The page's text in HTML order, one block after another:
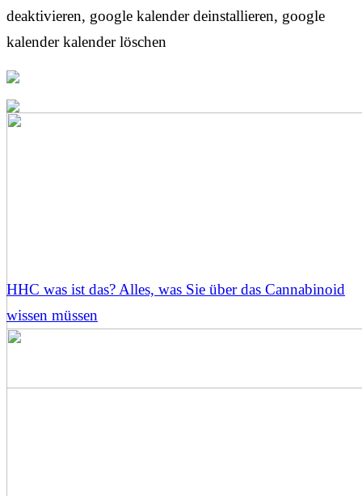
deaktivieren, google kalender deinstallieren, google
kalender kalender löschen
HHC was ist das? Alles, was Sie über das Cannabinoid
wissen müssen